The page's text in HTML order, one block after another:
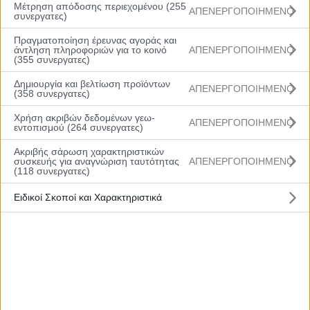
Μέτρηση απόδοσης περιεχομένου (255
συνεργατες)
ΑΠΕΝΕΡΓΟΠΟΙΗΜΕΝΟ
Πραγματοποίηση έρευνας αγοράς και
άντληση πληροφοριών για το κοινό
(355 συνεργατες)
ΑΠΕΝΕΡΓΟΠΟΙΗΜΕΝΟ
Δημιουργία και βελτίωση προϊόντων
(358 συνεργατες)
ΑΠΕΝΕΡΓΟΠΟΙΗΜΕΝΟ
Χρήση ακριβών δεδομένων γεω-
εντοπισμού (264 συνεργατες)
ΑΠΕΝΕΡΓΟΠΟΙΗΜΕΝΟ
Ακριβής σάρωση χαρακτηριστικών
συσκευής για αναγνώριση ταυτότητας
(118 συνεργατες)
ΑΠΕΝΕΡΓΟΠΟΙΗΜΕΝΟ
Ειδικοί Σκοποί και Χαρακτηριστικά
12 ΚΟΥΝΕΛΗ ΙΩΑΝΝΑ 28/05/10 1,67 G
13 ΚΥΡΙΑΖΗ ΠΑΝΑΓΙΩΤΑ 03/03/11 1,60 G
14 ΚΟΝΤΟΓΙΩΡΓΟΥ ΚΩΝΣΤΑΝΤΙΝΑ
15 ΛΙΤΣΑΝΙΔΗ ΑΝΝΑ
Προπονήτρια : Ανδρεοπούλου Κατερίνα
Βοηθ. προπ.: Μαυροειδή Γεωργία, Τσαμπούρη Παναγιώτα
Έφορος: Γρυλάκης Νικόλαος
Τeam Manager : Τσιρογιώργης Γεώργιος